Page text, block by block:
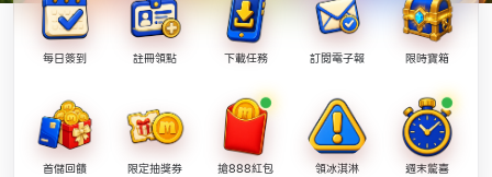
每日簽到 註冊領點 下載任務 訂閱電子報 限時寶箱
首儲回饋 限定抽獎券 搶888紅包 領冰淇淋 週末驚喜